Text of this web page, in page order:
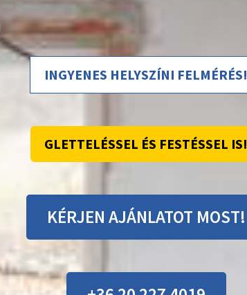
INGYENES HELYSZÍNI FELMÉRÉS!
GLETTELÉSSEL ÉS FESTÉSSEL IS!
KÉRJEN AJÁNLATOT MOST!